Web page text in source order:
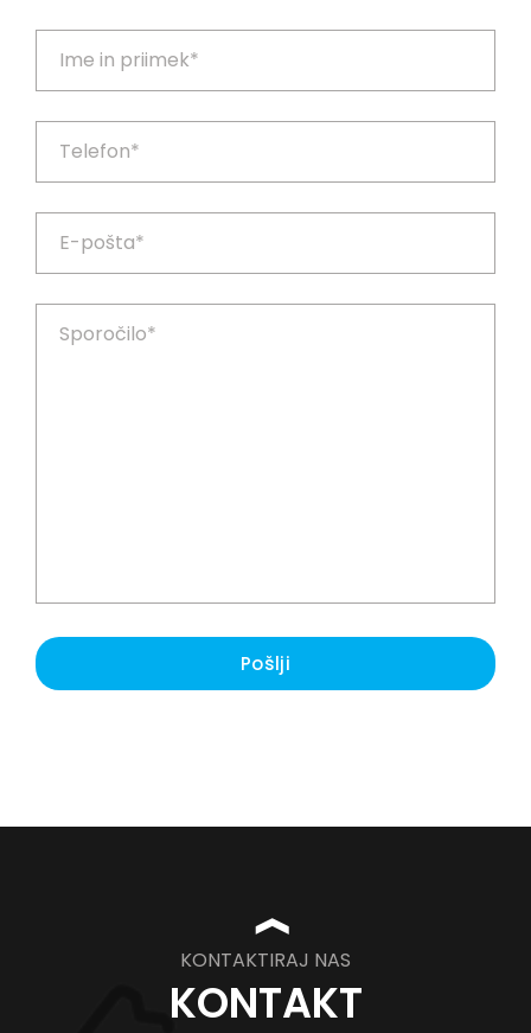
Pošlji
❱
KONTAKTIRAJ NAS
KONTAKT